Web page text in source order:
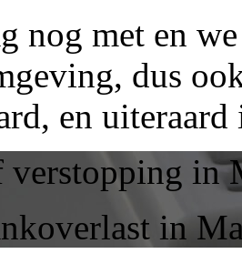
nog met en
dus
en
in
in